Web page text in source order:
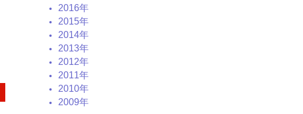
2016年
2015年
2014年
2013年
2012年
2011年
2010年
2009年